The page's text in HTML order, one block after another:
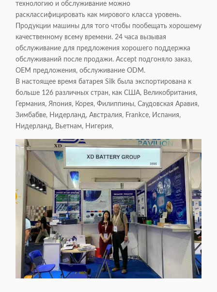
технологию и обслуживание можно
расклассифицировать как мирового класса уровень.
Продукции машины для того чтобы пообещать хорошему
качественному всему времени. 24 часа вызывая
обслуживание для предложения хорошего поддержка
обслуживаний после продажи. Accept подгоняло заказ,
OEM предложения, обслуживание ODM.
В настоящее время батарея Silk была экспортирована к
больше 126 различных стран, как США, Великобритания,
Германия, Япония, Корея, Филиппины, Саудовская Аравия,
Зимбабве, Нидерланд, Австралия, Frankce, Испания,
Нидерланд, Вьетнам, Нигерия,